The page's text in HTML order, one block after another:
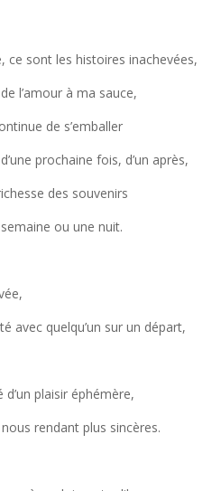
ce sont les histoires inachevées,
l’amour à ma sauce,
de s’emballer
prochaine fois, d’un après,
des souvenirs
ou une nuit.
avec quelqu’un sur un départ,
d’un plaisir éphémère,
rendant plus sincères.